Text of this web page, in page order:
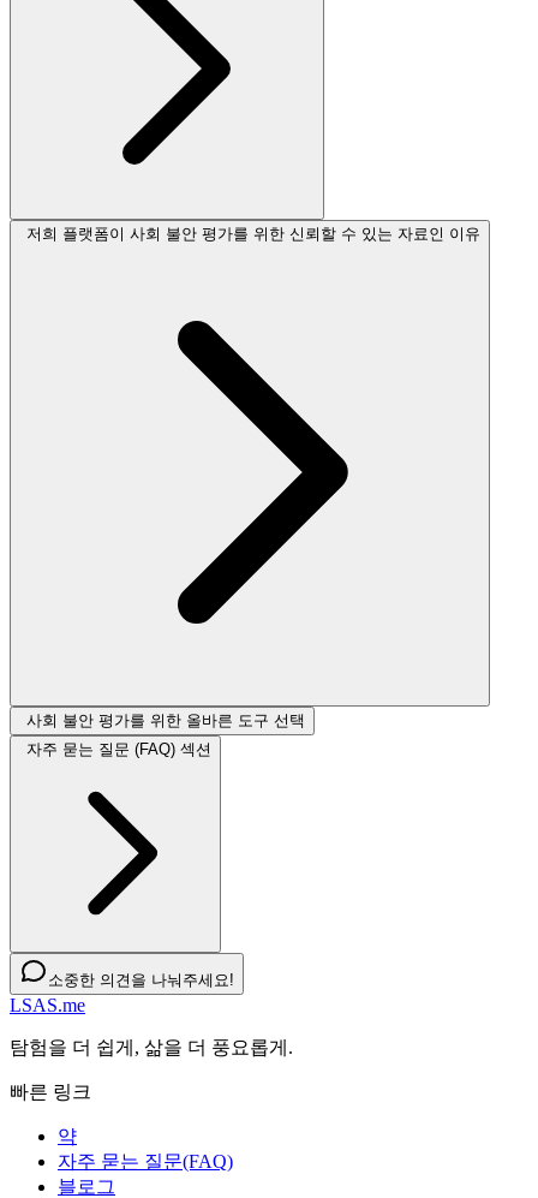
저희 플랫폼이 사회 불안 평가를 위한 신뢰할 수 있는 자료인 이유
사회 불안 평가를 위한 올바른 도구 선택
자주 묻는 질문 (FAQ) 섹션
소중한 의견을 나눠주세요!
LSAS.me
탐험을 더 쉽게, 삶을 더 풍요롭게.
빠른 링크
약
자주 묻는 질문(FAQ)
블로그